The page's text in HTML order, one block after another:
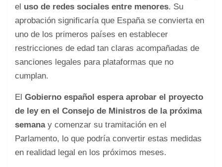
el uso de redes sociales entre menores. Su
aprobación significaría que España se convierta en
uno de los primeros países en establecer
restricciones de edad tan claras acompañadas de
sanciones legales para plataformas que no
cumplan.
El Gobierno español espera aprobar el proyecto
de ley en el Consejo de Ministros de la próxima
semanay comenzar su tramitación en el
Parlamento, lo que podría convertir estas medidas
en realidad legal en los próximos meses.